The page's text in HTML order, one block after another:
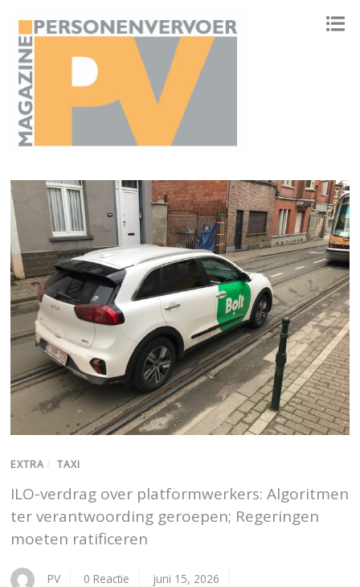
EXTRA / TAXI
ILO-verdrag over platformwerkers: Algoritmen
ter verantwoording geroepen; Regeringen
moeten ratificeren
PV 0 Reactie juni 15, 2026